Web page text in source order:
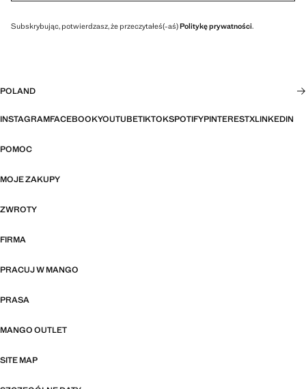
Subskrybując, potwierdzasz, że przeczytałeś(-aś)Politykę prywatności.
POLAND
INSTAGRAMFACEBOOKYOUTUBETIKTOKSPOTIFYPINTERESTXLINKEDIN
POMOC
MOJE ZAKUPY
ZWROTY
FIRMA
PRACUJ W MANGO
PRASA
MANGO OUTLET
SITE MAP